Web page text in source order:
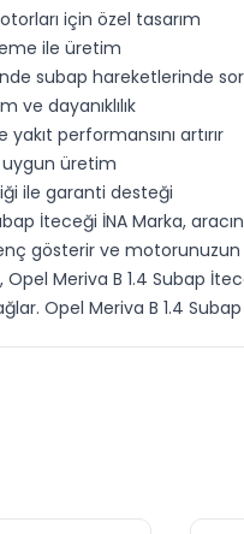
için özel tasarım
ile üretim
subap hareketlerinde
ve dayanıklılık
performansını artırır
uygun üretim
ile garanti desteği
İteceği İNA Marka,
gösterir ve
Meriva B 1.4 Subap
Opel Meriva B 1.4